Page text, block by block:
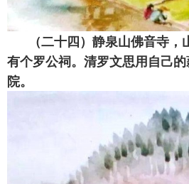
（二十四）静泉山佛音寺，
有个罗公祠。清罗文思用自己
院。